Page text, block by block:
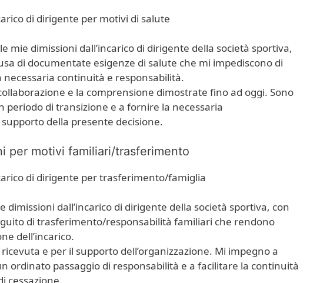
di dirigente per motivi di salute
mie dimissioni dall’incarico di dirigente della società sportiva,
di documentate esigenze di salute che mi impediscono di
necessaria continuità e responsabilità.
e la comprensione dimostrate fino ad oggi. Sono
periodo di transizione e a fornire la necessaria
della presente decisione.
per motivi familiari/trasferimento
di dirigente per trasferimento/famiglia
dimissioni dall’incarico di dirigente della società sportiva, con
di trasferimento/responsabilità familiari che rendono
dell’incarico.
e per il supporto dell’organizzazione. Mi impegno a
ordinato passaggio di responsabilità e a facilitare la continuità